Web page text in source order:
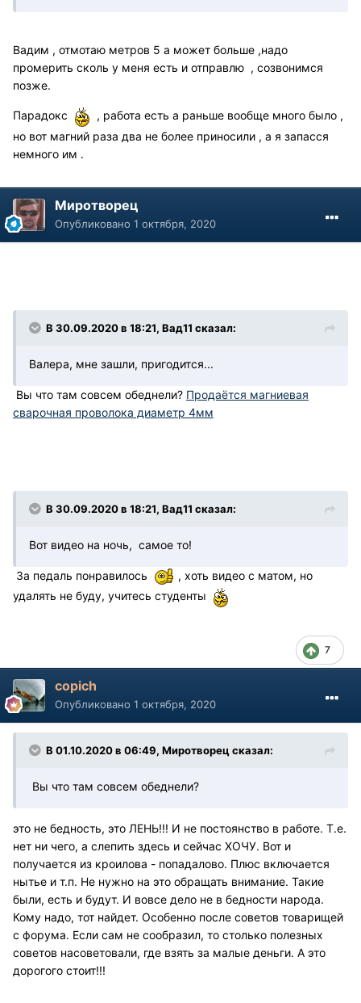
Вадим , отмотаю метров 5 а может больше ,надо
промерить сколь у меня есть и отправлю , созвонимся
позже.
Парадокс
, работа есть а раньше вообще много было ,
но вот магний раза два не более приносили , а я запасся
немного им .
Миротворец
Опубликовано 1 октября, 2020
В 30.09.2020 в 18:21, Вад11 сказал:
Валера, мне зашли, пригодится...
Вы что там совсем обеднели? Продаётся магниевая
сварочная проволока диаметр 4мм
В 30.09.2020 в 18:21, Вад11 сказал:
Вот видео на ночь, самое то!
За педаль понравилось
, хоть видео с матом, но
удалять не буду, учитесь студенты
7
copich
Опубликовано 1 октября, 2020
В 01.10.2020 в 06:49, Миротворец сказал:
Вы что там совсем обеднели?
это не бедность, это ЛЕНЬ!!! И не постоянство в работе. Т.е.
нет ни чего, а слепить здесь и сейчас ХОЧУ. Вот и
получается из кроилова - попадалово. Плюс включается
нытье и т.п. Не нужно на это обращать внимание. Такие
были, есть и будут. И вовсе дело не в бедности народа.
Кому надо, тот найдет. Особенно после советов товарищей
с форума. Если сам не сообразил, то столько полезных
советов насоветовали, где взять за малые деньги. А это
дорогого стоит!!!